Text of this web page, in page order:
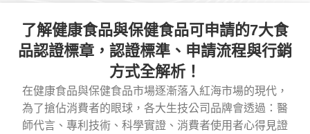
了解健康食品與保健食品可申請的7大食
品認證標章，認證標準、申請流程與行銷
方式全解析！
在健康食品與保健食品市場逐漸落入紅海市場的現代，
為了搶佔消費者的眼球，各大生技公司品牌會透過：醫
師代言、專利技術、科學實證、消費者使用者心得見證